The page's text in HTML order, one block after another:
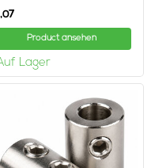
07
Product ansehen
Lager